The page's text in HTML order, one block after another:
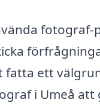
fatta ett
i Umeå